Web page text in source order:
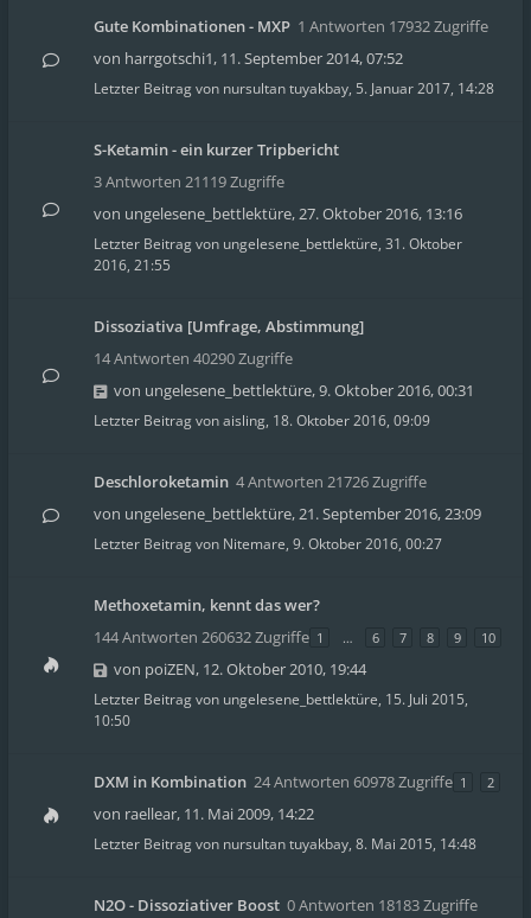
Gute Kombinationen - MXP 1 Antworten 17932 Zugriffe
von harrgotschi1, 11. September 2014, 07:52
Letzter Beitrag von nursultan tuyakbay, 5. Januar 2017, 14:28
S-Ketamin - ein kurzer Tripbericht
3 Antworten 21119 Zugriffe
von ungelesene_bettlektüre,27. Oktober 2016, 13:16
Letzter Beitrag von ungelesene_bettlektüre, 31. Oktober
2016, 21:55
Dissoziativa [Umfrage, Abstimmung]
14 Antworten 40290 Zugriffe
von ungelesene_bettlektüre,9. Oktober 2016, 00:31
Letzter Beitrag vonaisling, 18. Oktober 2016, 09:09
Deschloroketamin 4 Antworten 21726 Zugriffe
von ungelesene_bettlektüre,21. September 2016, 23:09
Letzter Beitrag von Nitemare, 9. Oktober 2016, 00:27
Methoxetamin, kennt das wer?
144 Antworten 260632 Zugriffe 1 … 6 7 8 9 10
von poiZEN, 12. Oktober 2010, 19:44
Letzter Beitrag von ungelesene_bettlektüre, 15. Juli 2015,
10:50
DXM in Kombination 24 Antworten 60978 Zugriffe 1 2
von raellear, 11. Mai 2009, 14:22
Letzter Beitrag von nursultan tuyakbay, 8. Mai 2015, 14:48
N2O - Dissoziativer Boost 0 Antworten 18183 Zugriffe